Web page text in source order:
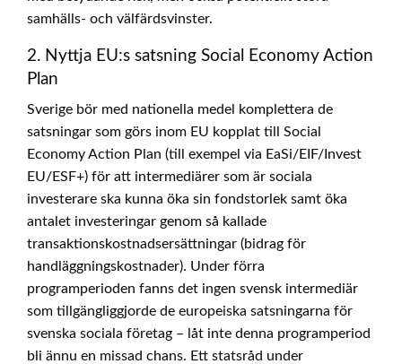
samhälls- och välfärdsvinster.
2. Nyttja EU:s satsning Social Economy Action
Plan
Sverige bör med nationella medel komplettera de
satsningar som görs inom EU kopplat till Social
Economy Action Plan (till exempel via EaSi/EIF/Invest
EU/ESF+) för att intermediärer som är sociala
investerare ska kunna öka sin fondstorlek samt öka
antalet investeringar genom så kallade
transaktionskostnadsersättningar (bidrag för
handläggningskostnader). Under förra
programperioden fanns det ingen svensk intermediär
som tillgängliggjorde de europeiska satsningarna för
svenska sociala företag – låt inte denna programperiod
bli ännu en missad chans. Ett statsråd under